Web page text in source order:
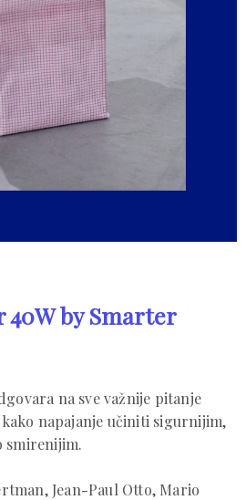
40W by Smarter
na sve važnije pitanje
napajanje učiniti sigurnijim,
smirenijim.
Jean-Paul Otto, Mario